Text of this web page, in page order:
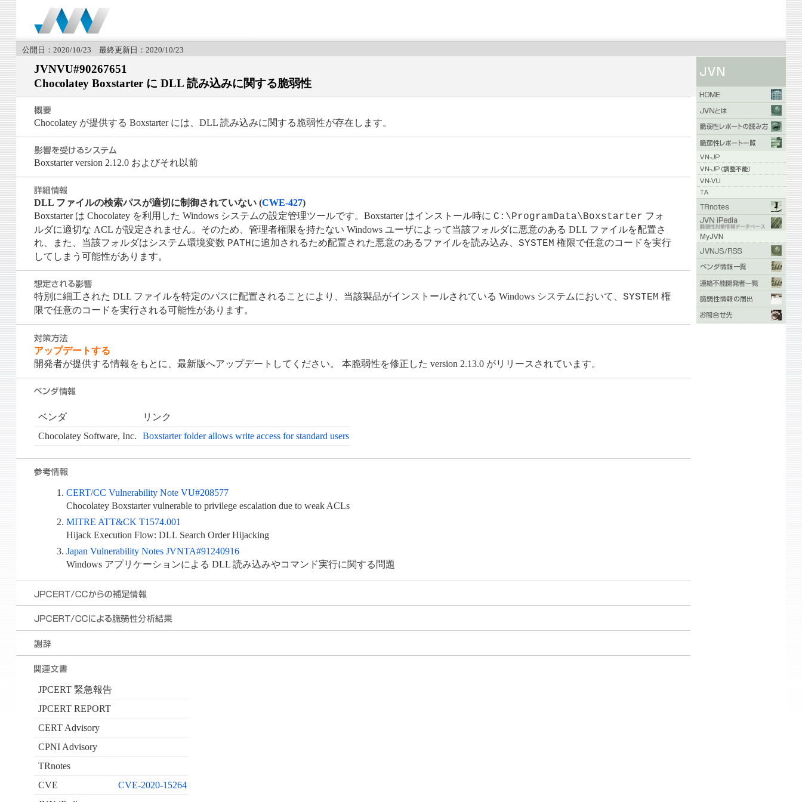
公開日：2020/10/23 最終更新日：2020/10/23
JVNVU#90267651
Chocolatey Boxstarter に DLL 読み込みに関する脆弱性
Chocolatey が提供する Boxstarter には、DLL 読み込みに関する脆弱性が存在します。
Boxstarter version 2.12.0 およびそれ以前
DLL ファイルの検索パスが適切に制御されていない (CWE-427)
Boxstarter は Chocolatey を利用した Windows システムの設定管理ツールです。Boxstarter はインストール時に C:\ProgramData\Boxstarter フォ
ルダに適切な ACL が設定されません。そのため、管理者権限を持たない Windows ユーザによって当該フォルダに悪意のある DLL ファイルを配置さ
れ、また、当該フォルダはシステム環境変数 PATHに追加されるため配置された悪意のあるファイルを読み込み、 SYSTEM 権限で任意のコードを実行
してしまう可能性があります。
特別に細工された DLL ファイルを特定のパスに配置されることにより、当該製品がインストールされている Windows システムにおいて、 SYSTEM 権
限で任意のコードを実行される可能性があります。
アップデートする
開発者が提供する情報をもとに、最新版へアップデートしてください。 本脆弱性を修正した version 2.13.0 がリリースされています。
ベンダ
リンク
Chocolatey Software, Inc.
Boxstarter folder allows write access for standard users
CERT/CC Vulnerability Note VU#208577
Chocolatey Boxstarter vulnerable to privilege escalation due to weak ACLs
MITRE ATT&CK T1574.001
Hijack Execution Flow: DLL Search Order Hijacking
Japan Vulnerability Notes JVNTA#91240916
Windows アプリケーションによる DLL 読み込みやコマンド実行に関する問題
JPCERT 緊急報告
JPCERT REPORT
CERT Advisory
CPNI Advisory
TRnotes
CVE
CVE-2020-15264